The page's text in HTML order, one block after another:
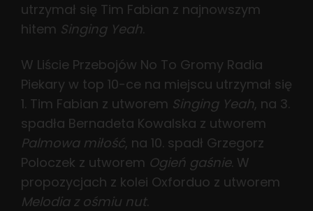
utrzymał się Tim Fabian z najnowszym
hitem Singing Yeah.
W Liście Przebojów No To Gromy Radia
Piekary w top 10-ce na miejscu utrzymał się
1. Tim Fabian z utworem Singing Yeah, na 3.
spadła Bernadeta Kowalska z utworem
Palmowa miłość, na 10. spadł Grzegorz
Poloczek z utworem Ogień gaśnie. W
propozycjach z kolei Oxforduo z utworem
Melodia z ośmiu nut.